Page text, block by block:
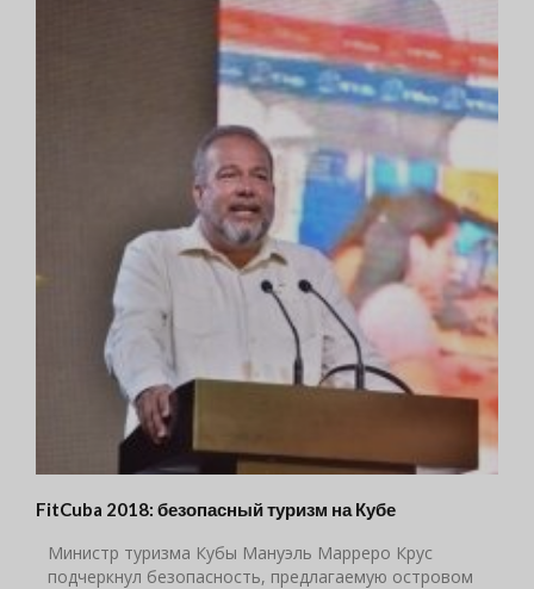
FitCuba 2018: безопасный туризм на Кубе
Министр туризма Кубы Мануэль Марреро Крус
подчеркнул безопасность, предлагаемую островом